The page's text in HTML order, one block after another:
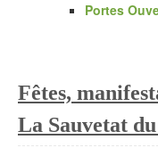
Portes
Fêtes,
La Sauvetat